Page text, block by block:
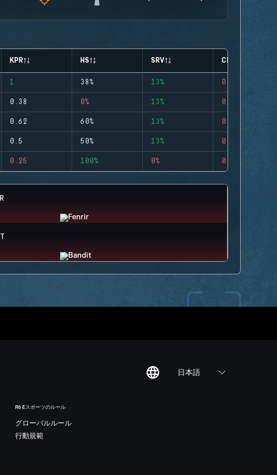
KPR HS SRV CLUTCHES
1 38% 13% 0
0.38 0% 13% 0
0.62 60% 13% 0
0.5 50% 13% 0
0.25 100% 0% 0
日本語
R6 Eスポーツのルール
グローバルルール
行動規範